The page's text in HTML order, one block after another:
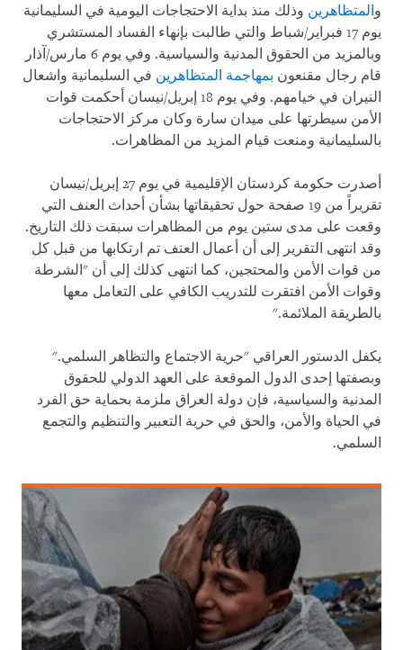
والمتظاهرين وذلك منذ بداية الاحتجاجات اليومية في السليمانية
يوم 17 فبراير/شباط والتي طالبت بإنهاء الفساد المستشري
وبالمزيد من الحقوق المدنية والسياسية. وفي يوم 6 مارس/آذار
قام رجال مقنعون بمهاجمة المتظاهرين في السليمانية واشعال
النيران في خيامهم. وفي يوم 18 إبريل/نيسان أحكمت قوات
الأمن سيطرتها على ميدان سارة وكان مركز الاحتجاجات
بالسليمانية ومنعت قيام المزيد من المظاهرات.
أصدرت حكومة كردستان الإقليمية في يوم 27 إبريل/نيسان
تقريراً من 19 صفحة حول تحقيقاتها بشأن أحداث العنف التي
وقعت على مدى ستين يوم من المظاهرات سبقت ذلك التاريخ.
وقد انتهى التقرير إلى أن أعمال العنف تم ارتكابها من قبل كل
من قوات الأمن والمحتجين، كما انتهى كذلك إلى أن "الشرطة
وقوات الأمن افتقرت للتدريب الكافي على التعامل معها
بالطريقة الملائمة."
يكفل الدستور العراقي "حرية الاجتماع والتظاهر السلمي."
وبصفتها إحدى الدول الموقعة على العهد الدولي للحقوق
المدنية والسياسية، فإن دولة العراق ملزمة بحماية حق الفرد
في الحياة والأمن، والحق في حرية التعبير والتنظيم والتجمع
السلمي.